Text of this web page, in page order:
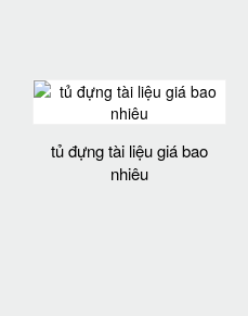
tủ đựng tài liệu giá bao
nhiêu